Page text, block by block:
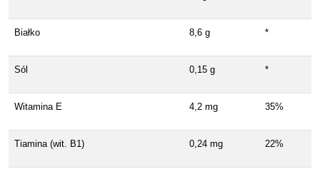
Białko 8,6 g *
Sól 0,15 g *
Witamina E 4,2 mg 35%
Tiamina (wit. B1) 0,24 mg 22%